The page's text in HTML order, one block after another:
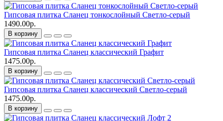
Гипсовая плитка Сланец тонкослойный Светло-серый
1490.00р.
В корзину
Гипсовая плитка Сланец классический Графит
1475.00р.
В корзину
Гипсовая плитка Сланец классический Светло-серый
1475.00р.
В корзину